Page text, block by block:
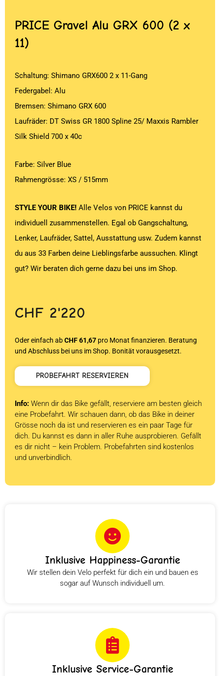
PRICE Gravel Alu GRX 600 (2 x
11)
Schaltung: Shimano GRX600 2 x 11-Gang
Federgabel: Alu
Bremsen: Shimano GRX 600
Laufräder: DT Swiss GR 1800 Spline 25/ Maxxis Rambler
Silk Shield 700 x 40c
Farbe: Silver Blue
Rahmengrösse: XS / 515mm
STYLE YOUR BIKE! Alle Velos von PRICE kannst du
individuell zusammenstellen. Egal ob Gangschaltung,
Lenker, Laufräder, Sattel, Ausstattung usw. Zudem kannst
du aus 33 Farben deine Lieblingsfarbe aussuchen. Klingt
gut? Wir beraten dich gerne dazu bei uns im Shop.
CHF 2'220
Oder einfach abCHF 61,67 pro Monat finanzieren. Beratung
und Abschluss bei uns im Shop. Bonität vorausgesetzt.
PROBEFAHRT RESERVIEREN
Info: Wenn dir das Bike gefällt, reserviere am besten gleich
eine Probefahrt. Wir schauen dann, ob das Bike in deiner
Grösse noch da ist und reservieren es ein paar Tage für
dich. Du kannst es dann in aller Ruhe ausprobieren. Gefällt
es dir nicht – kein Problem. Probefahrten sind kostenlos
und unverbindlich.
Inklusive Happiness-Garantie
Wir stellen dein Velo perfekt für dich ein und bauen es
sogar auf Wunsch individuell um.
Inklusive Service-Garantie